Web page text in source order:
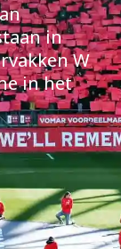
in
W
in het